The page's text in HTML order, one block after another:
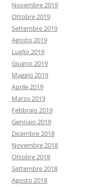
Novembre 2019
Ottobre 2019
Settembre 2019
Agosto 2019
Luglio 2019
Giugno 2019
Maggio 2019
Aprile 2019
Marzo 2019
Febbraio 2019
Gennaio 2019
Dicembre 2018
Novembre 2018
Ottobre 2018
Settembre 2018
Agosto 2018